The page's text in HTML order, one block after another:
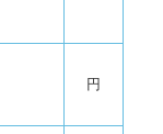
円